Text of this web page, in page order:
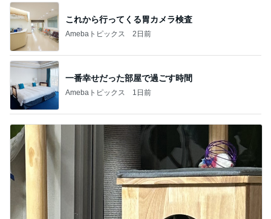
これから行ってくる胃カメラ検査
Amebaトピックス 2日前
一番幸せだった部屋で過ごす時間
Amebaトピックス 1日前